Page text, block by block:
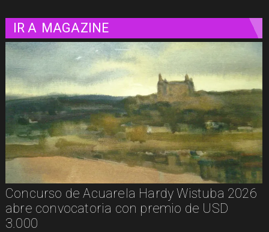
IR A MAGAZINE
Concurso de Acuarela Hardy Wistuba 2026
abre convocatoria con premio de USD
3.000